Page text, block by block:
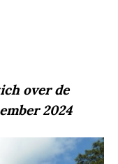
over de
2024